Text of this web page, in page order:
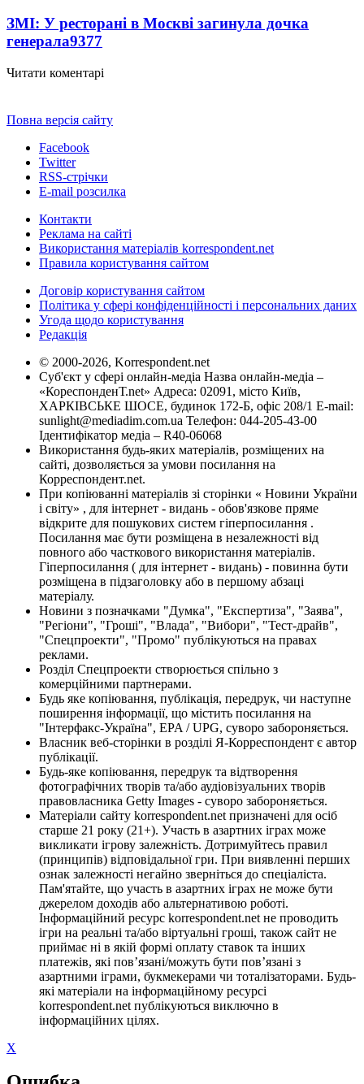
ЗМІ: У ресторані в Москві загинула дочка
генерала9377
Читати коментарі
Повна версія сайту
Facebook
Twitter
RSS-стрічки
E-mail розсилка
Контакти
Реклама на сайті
Використання матеріалів korrespondent.net
Правила користування сайтом
Договір користування сайтом
Політика у сфері конфіденційності і персональних даних
Угода щодо користування
Редакція
© 2000-2026, Korrespondent.net
Суб'єкт у сфері онлайн-медіа Назва онлайн-медіа –
«КореспонденТ.net» Адреса: 02091, місто Київ,
ХАРКІВСЬКЕ ШОСЕ, будинок 172-Б, офіс 208/1 E-mail:
sunlight@mediadim.com.ua Телефон: 044-205-43-00
Ідентифікатор медіа – R40-06068
Використання будь-яких матеріалів, розміщених на
сайті, дозволяється за умови посилання на
Корреспондент.net.
При копіюванні матеріалів зі сторінки « Новини України
і світу» , для інтернет - видань - обов'язкове пряме
відкрите для пошукових систем гіперпосилання .
Посилання має бути розміщена в незалежності від
повного або часткового використання матеріалів.
Гіперпосилання ( для інтернет - видань) - повинна бути
розміщена в підзаголовку або в першому абзаці
матеріалу.
Новини з позначками "Думка", "Експертиза", "Заява",
"Регіони", "Гроші", "Влада", "Вибори", "Тест-драйв",
"Спецпроекти", "Промо" публікуються на правах
реклами.
Розділ Спецпроекти створюється спільно з
комерційними партнерами.
Будь яке копіювання, публікація, передрук, чи наступне
поширення інформації, що містить посилання на
"Інтерфакс-Україна", EPA / UPG, суворо забороняється.
Власник веб-сторінки в розділі Я-Корреспондент є автор
публікації.
Будь-яке копіювання, передрук та відтворення
фотографічних творів та/або аудіовізуальних творів
правовласника Getty Images - суворо забороняється.
Матеріали сайту korrespondent.net призначені для осіб
старше 21 року (21+). Участь в азартних іграх може
викликати ігрову залежність. Дотримуйтесь правил
(принципів) відповідальної гри. При виявленні перших
ознак залежності негайно зверніться до спеціаліста.
Пам'ятайте, що участь в азартних іграх не може бути
джерелом доходів або альтернативою роботі.
Інформаційний ресурс korrespondent.net не проводить
ігри на реальні та/або віртуальні гроші, також сайт не
приймає ні в якій формі оплату ставок та інших
платежів, які пов’язані/можуть бути пов’язані з
азартними іграми, букмекерами чи тоталізаторами. Будь-
які матеріали на інформаційному ресурсі
korrespondent.net публікуються виключно в
інформаційних цілях.
X